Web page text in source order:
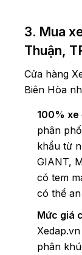
3. Mua
Thuận,
Cửa hàng
Biên Hòa
100% xe
phân
khẩu từ
GIANT,
có tem
có thể
Mức giá
phân